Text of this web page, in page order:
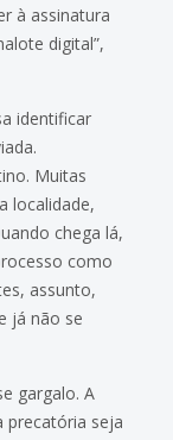
à assinatura
digital”,
identificar
Muitas
localidade,
chega lá,
como
assunto,
já não se
gargalo. A
precatória seja